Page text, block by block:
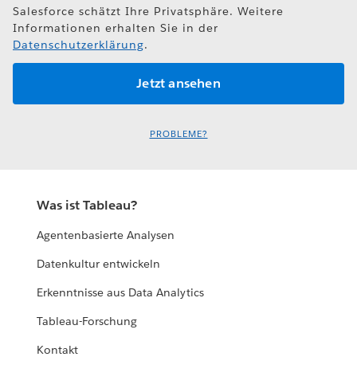
Salesforce schätzt Ihre Privatsphäre. Weitere
Informationen erhalten Sie in der
Datenschutzerklärung.
PROBLEME?
Was ist Tableau?
Agentenbasierte Analysen
Datenkultur entwickeln
Erkenntnisse aus Data Analytics
Tableau-Forschung
Kontakt